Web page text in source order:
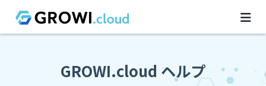
GROWI.cloud ヘルプ